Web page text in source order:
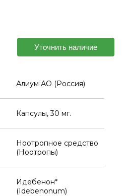
Уточнить наличие
Алиум АО (Россия)
Капсулы, 30 мг.
Ноотропное средство
(Ноотропы)
Идебенон*
(Idebenonum)